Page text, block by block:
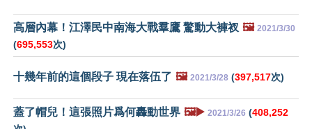
高層內幕！江澤民中南海大戰羣鷹 驚動大褲衩 🖼️ 2021/3/30
(695,553次)
十幾年前的這個段子 現在落伍了 🖼️ 2021/3/28 (397,517次)
蓋了帽兒！這張照片爲何轟動世界 🖼️▶️ 2021/3/26 (408,252